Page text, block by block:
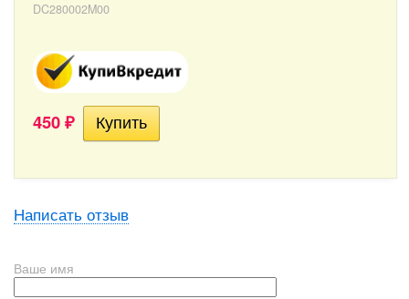
DC280002M00
450 ₽
Написать отзыв
Ваше имя